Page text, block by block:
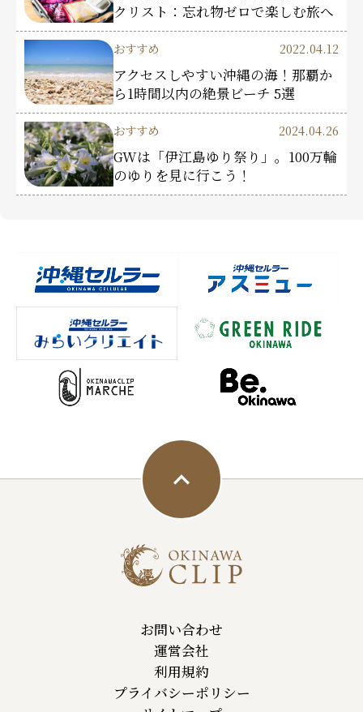
クリスト：忘れ物ゼロで楽しむ旅へ
おすすめ 2022.04.12
アクセスしやすい沖縄の海！那覇か
ら1時間以内の絶景ビーチ 5選
おすすめ 2024.04.26
GWは「伊江島ゆり祭り」。100万輪
のゆりを見に行こう！
お問い合わせ
運営会社
利用規約
プライバシーポリシー